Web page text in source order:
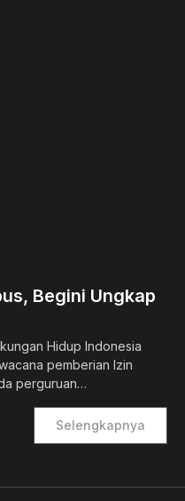
Begini Ungkap
Hidup Indonesia
pemberian Izin
perguruan…
Selengkapnya